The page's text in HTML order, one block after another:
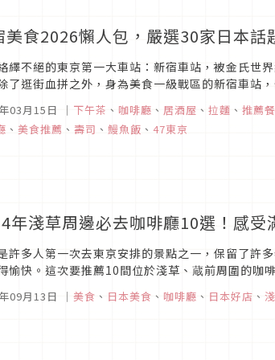
美食2026懶人包，嚴選30家日本話
繹不絕的東京第一大車站：新宿車站，被金氏世
了逛街血拼之外，身為美食一級戰區的新宿車站
03月15日 ｜ 下午茶 、 咖啡廳 、 居酒屋 、 拉麵 、 推薦
、 美食推薦 、 壽司 、 鰻魚飯 、 47東京
年淺草周邊必去咖啡廳10選！感受
許多人第一次去東京安排的景點之一，保留了許
愉快。這次要推薦10間位於淺草、蔵前周圍的咖
09月13日 ｜ 美食 、 日本美食 、 咖啡廳 、 日本好店 、